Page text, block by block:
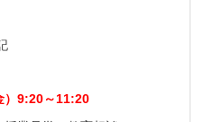
）9:20～11:20